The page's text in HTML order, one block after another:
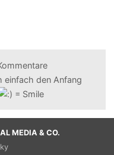
einfach den Anfang
MEDIA & CO.